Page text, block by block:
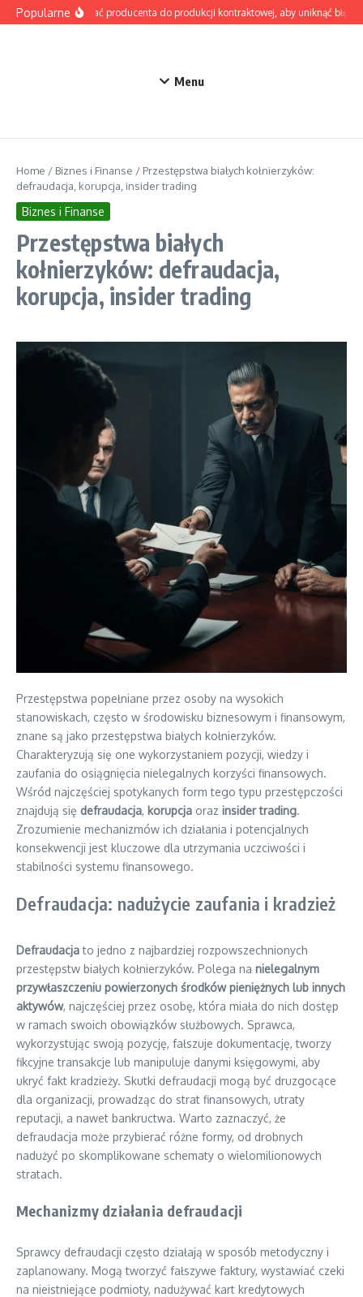
Przejdź do treści
PopularneJak wybrać producenta do produkcji kontraktowej, aby uniknąć
Menu
Home / Biznes i Finanse / Przestępstwa białych kołnierzyków:
defraudacja, korupcja, insider trading
Biznes i Finanse
Przestępstwa białych
kołnierzyków: defraudacja,
korupcja, insider trading
Przestępstwa popełniane przez osoby na wysokich
stanowiskach, często w środowisku biznesowym i finansowym,
znane są jako przestępstwa białych kołnierzyków.
Charakteryzują się one wykorzystaniem pozycji, wiedzy i
zaufania do osiągnięcia nielegalnych korzyści finansowych.
Wśród najczęściej spotykanych form tego typu przestępczości
znajdują się defraudacja, korupcja oraz insider trading.
Zrozumienie mechanizmów ich działania i potencjalnych
konsekwencji jest kluczowe dla utrzymania uczciwości i
stabilności systemu finansowego.
Defraudacja: nadużycie zaufania i kradzież
Defraudacjato jedno z najbardziej rozpowszechnionych
przestępstw białych kołnierzyków. Polega na nielegalnym
przywłaszczeniu powierzonych środków pieniężnych lub innych
aktywów, najczęściej przez osobę, która miała do nich dostęp
w ramach swoich obowiązków służbowych. Sprawca,
wykorzystując swoją pozycję, fałszuje dokumentację, tworzy
fikcyjne transakcje lub manipuluje danymi księgowymi, aby
ukryć fakt kradzieży. Skutki defraudacji mogą być druzgocące
dla organizacji, prowadząc do strat finansowych, utraty
reputacji, a nawet bankructwa. Warto zaznaczyć, że
defraudacja może przybierać różne formy, od drobnych
nadużyć po skomplikowane schematy o wielomilionowych
stratach.
Mechanizmy działania defraudacji
Sprawcy defraudacji często działają w sposób metodyczny i
zaplanowany. Mogą tworzyć fałszywe faktury, wystawiać czeki
na nieistniejące podmioty, nadużywać kart kredytowych